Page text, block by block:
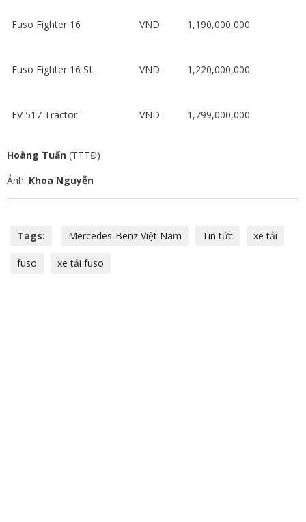
Fuso Fighter 16 VND 1,190,000,000
Fuso Fighter 16 SL VND 1,220,000,000
FV 517 Tractor VND 1,799,000,000
Hoàng Tuấn (TTTĐ)
Ảnh: Khoa Nguyễn
Tags: Mercedes-Benz Việt Nam Tin tức xe tải
fuso xe tải fuso